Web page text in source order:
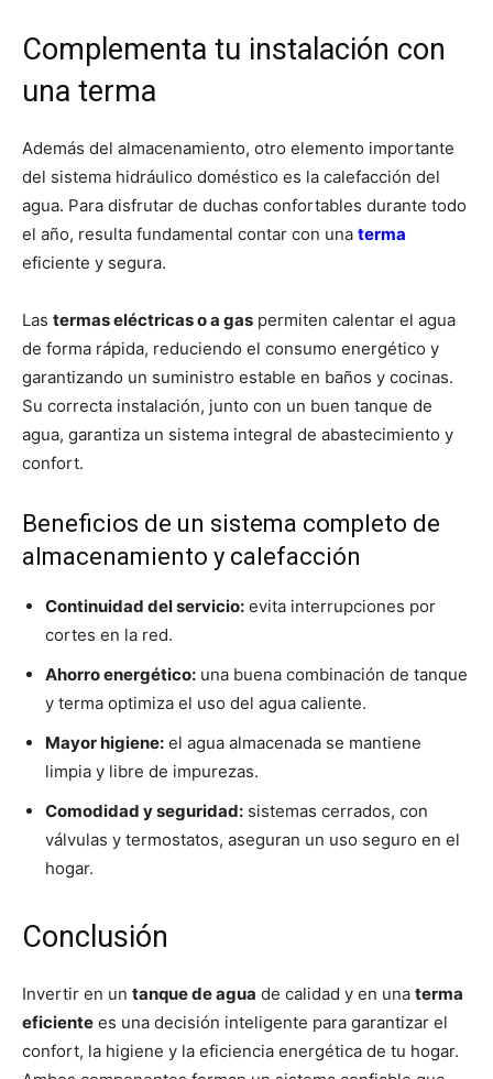
Complementa tu instalación con
una terma
Además del almacenamiento, otro elemento importante
del sistema hidráulico doméstico es la calefacción del
agua. Para disfrutar de duchas confortables durante todo
el año, resulta fundamental contar con una terma
eficiente y segura.
Las termas eléctricas o a gas permiten calentar el agua
de forma rápida, reduciendo el consumo energético y
garantizando un suministro estable en baños y cocinas.
Su correcta instalación, junto con un buen tanque de
agua, garantiza un sistema integral de abastecimiento y
confort.
Beneficios de un sistema completo de
almacenamiento y calefacción
Continuidad del servicio: evita interrupciones por
cortes en la red.
Ahorro energético: una buena combinación de tanque
y terma optimiza el uso del agua caliente.
Mayor higiene: el agua almacenada se mantiene
limpia y libre de impurezas.
Comodidad y seguridad: sistemas cerrados, con
válvulas y termostatos, aseguran un uso seguro en el
hogar.
Conclusión
Invertir en un tanque de agua de calidad y en una terma
eficiente es una decisión inteligente para garantizar el
confort, la higiene y la eficiencia energética de tu hogar.